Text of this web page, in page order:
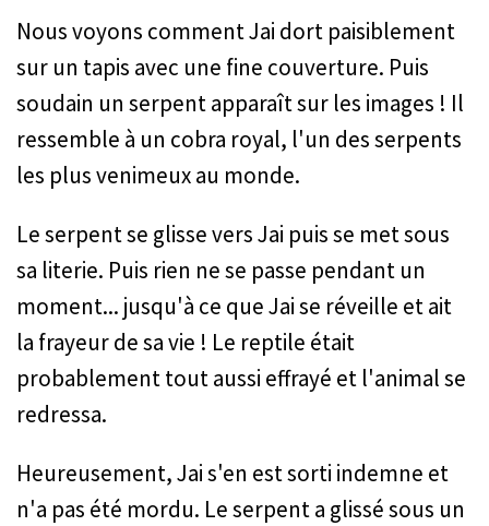
Nous voyons comment Jai dort paisiblement
sur un tapis avec une fine couverture. Puis
soudain un serpent apparaît sur les images ! Il
ressemble à un cobra royal, l'un des serpents
les plus venimeux au monde.
Le serpent se glisse vers Jai puis se met sous
sa literie. Puis rien ne se passe pendant un
moment... jusqu'à ce que Jai se réveille et ait
la frayeur de sa vie ! Le reptile était
probablement tout aussi effrayé et l'animal se
redressa.
Heureusement, Jai s'en est sorti indemne et
n'a pas été mordu. Le serpent a glissé sous un